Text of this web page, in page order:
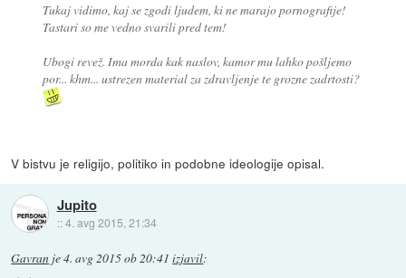
Tukaj vidimo, kaj se zgodi ljudem, ki ne marajo pornografije!
Tastari so me vedno svarili pred tem!
Ubogi revež. Ima morda kak naslov, kamor mu lahko pošljemo
por... khm... ustrezen material za zdravljenje te grozne zadrtosti?
V bistvu je religijo, politiko in podobne ideologije opisal.
Jupito
::4. avg 2015, 21:34
Gavran je4. avg 2015 ob 20:41 izjavil: